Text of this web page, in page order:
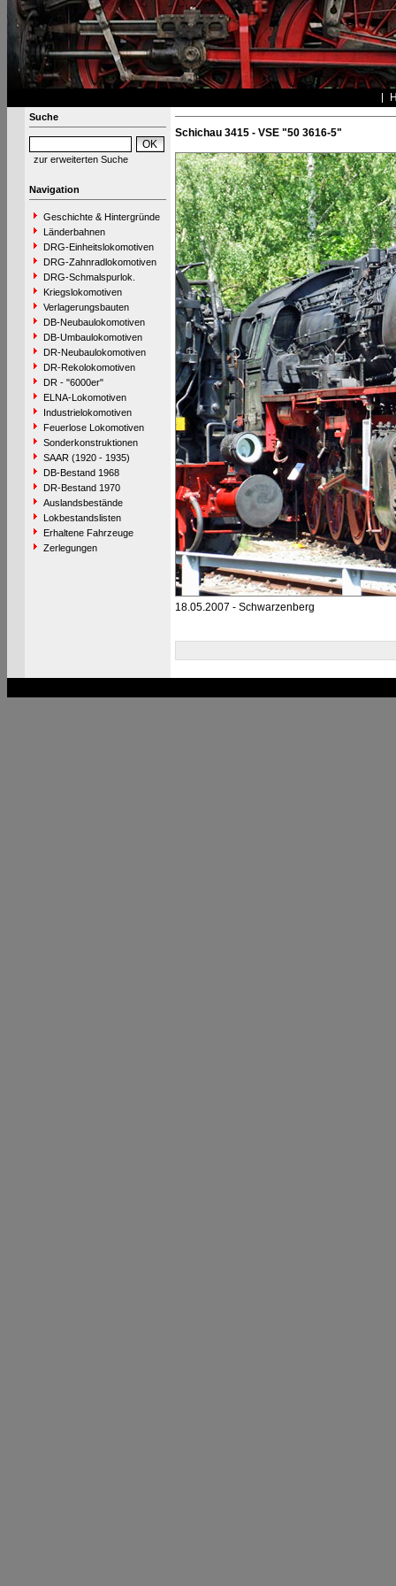
Suche
zur erweiterten Suche
Navigation
Geschichte & Hintergründe
Länderbahnen
DRG-Einheitslokomotiven
DRG-Zahnradlokomotiven
DRG-Schmalspurlok.
Kriegslokomotiven
Verlagerungsbauten
DB-Neubaulokomotiven
DB-Umbaulokomotiven
DR-Neubaulokomotiven
DR-Rekolokomotiven
DR - "6000er"
ELNA-Lokomotiven
Industrielokomotiven
Feuerlose Lokomotiven
Sonderkonstruktionen
SAAR (1920 - 1935)
DB-Bestand 1968
DR-Bestand 1970
Auslandsbestände
Lokbestandslisten
Erhaltene Fahrzeuge
Zerlegungen
Schichau 3415 - VSE "50 3616-5"
18.05.2007 - Schwarzenberg